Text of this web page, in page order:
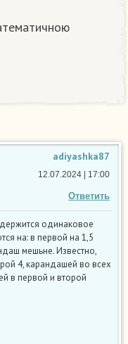
adiyashka87
Ответить
12.07.2024 | 17:00
одинаковое
на: в первой на 1,5
мешьне. Известно,
4, карандашей во всех
в первой и второй